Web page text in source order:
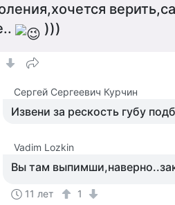
)))
Сергей Сергеевич Курчин
Извени за рескость губу
Vadim Lozkin
Вы там
11 лет 1